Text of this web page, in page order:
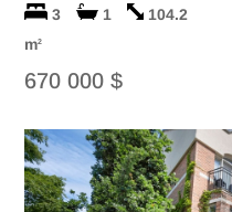
3 1
104.2
m2
670 000 $